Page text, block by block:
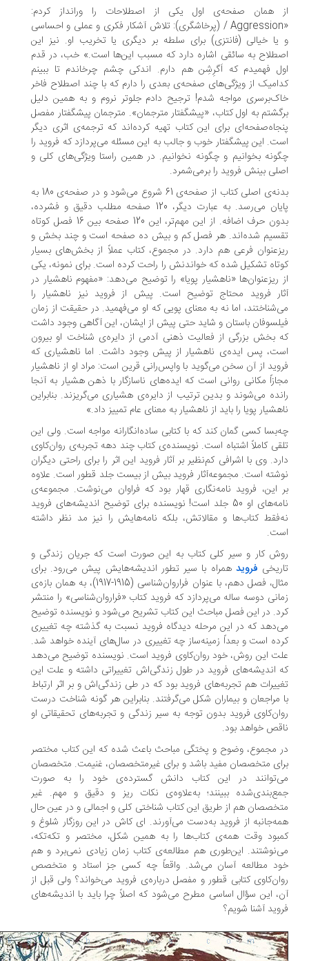
همان صفحه‌ی اول یکی از اصطلاحات را ورانداز کردم:
«Aggression / (پرخاشگری): تلاش آشکار فکری و عملی و احساسی
خیالی (فانتزی) برای سلطه بر دیگری یا تخریب او. نیز این
به سائقی اشاره دارد که مسبب این‌ها است.» خب، در قدم
فهمیدم که اَگرِشِن هم دارم. اندکی چشم چرخاندم تا ببینم
از ویژگی‌های صفحه‌ی بعدی را دارم که با چند اصطلاح فاخر
مواجه شدم! ترجیح دادم جلوتر نروم و به همین دلیل
به اول کتاب، «پیشگفتار مترجمان». مترجمان پیشگفتار مفصل
برای این کتاب تهیه کرده‌اند که ترجمه‌ی اثری دیگر
این پیشگفتار خوب و جالب به این مسئله می‌پردازد که فروید را
بخوانیم و چگونه نخوانیم. در همین راستا ویژگی‌های کلی و
بینش فروید را برمی‌شمرد.
بدنه‌ی اصلی کتاب از صفحه‌ی 61 شروع می‌شود و در صفحه‌ی 180 به
پایان می‌رسد. به عبارت دیگر، 120 صفحه مطلب دقیق و فشرده،
بدون حرف اضافه. از این مهم‌تر، این 120 صفحه بین 16 فصل کوتاه
شده‌اند. هر فصل کم و بیش ده صفحه است و چند بخش و
فرعی هم دارد. در مجموع، کتاب عملاً از بخش‌های بسیار
تشکیل شده که خواندنش را راحت کرده است. برای نمونه، یکی
ریزعنوان‌ها «ناهشیار پویا» را توضیح می‌دهد: «مفهوم ناهشیار در
فروید محتاج توضیح است. پیش از فروید نیز ناهشیار را
اما نه به معنای پویی که او می‌فهمید. در حقیقت از زمان
باستان و شاید حتی پیش از ایشان، این آگاهی وجود داشت
بخش بزرگی از فعالیت ذهنی آدمی از دایره‌ی شناخت او بیرون
پس ایده‌ی ناهشیار از پیش وجود داشت. اما ناهشیاری که
از آن سخن می‌گوید با واپس‌رانی قرین است: مراد او از ناهشیار
مکانی روانی است که ایده‌های ناسازگار با ذهن هشیار به آنجا
می‌شوند و بدین ترتیب از دایره‌ی هشیاری می‌گریزند. بنابراین
پویا را باید از ناهشیار به معنای عام تمییز داد.»
کسی گمان کند که با کتابی ساده‌انگارانه مواجه است. ولی این
کاملاً اشتباه است. نویسنده‌ی کتاب چند دهه تجربه‌ی روان‌کاوی
وی با اشرافی کم‌نظیر بر آثار فروید این اثر را برای راحتی دیگران
است. مجموعه‌آثار فروید بیش از بیست جلد قطور است. علاوه
این، فروید نامه‌نگاری قهار بود که فراوان می‌نوشت. مجموعه‌ی
نامه‌های او 50 جلد است! نویسنده برای توضیح اندیشه‌های فروید
کتاب‌ها و مقالاتش، بلکه نامه‌هایش را نیز مد نظر داشته
کار و سیر کلی کتاب به این صورت است که جریان زندگی و
فروید همراه با سیر تطور اندیشه‌هایش پیش می‌رود. برای
مثال، فصل دهم، با عنوان فراروان‌شناسی (1915-1917)، به همان بازه‌ی
دوسه ساله می‌پردازد که فروید کتاب «فراروان‌شناسی» را منتشر
در این فصل مباحث این کتاب تشریح می‌شود و نویسنده توضیح
که در این مرحله دیدگاه فروید نسبت به گذشته چه تغییری
است و بعداً زمینه‌ساز چه تغییری در سال‌های آینده خواهد شد.
این روش، خود روان‌کاوی فروید است. نویسنده توضیح می‌دهد
اندیشه‌های فروید در طول زندگی‌اش تغییراتی داشته و علت این
هم تجربه‌های فروید بود که در طی زندگی‌اش و بر اثر ارتباط
مراجعان و بیماران شکل می‌گرفتند. بنابراین هر گونه شناخت درست
فروید بدون توجه به سیر زندگی و تجربه‌های تحقیقاتی او
خواهد بود.
مجموع، وضوح و پختگی مباحث باعث شده که این کتاب مختصر
متخصصان مفید باشد و برای غیرمتخصصان، غنیمت. متخصصان
در این کتاب دانش گسترده‌ی خود را به صورت
ببینند؛ به‌علاوه‌ی نکات ریز و دقیق و مهم. غیر
هم از طریق این کتاب شناختی کلی و اجمالی و در عین حال
از فروید به‌دست می‌آورند. ای کاش در این روزگار شلوغ و
وقت همه‌ی کتاب‌ها را به همین شکل، مختصر و تکه‌تکه،
این‌طوری هم مطالعه‌ی کتاب زمان زیادی نمی‌برد و هم
مطالعه آسان می‌شد. واقعاً چه کسی جز استاد و متخصص
کتابی قطور و مفصل درباره‌ی فروید می‌خواند؟ ولی قبل از
این سؤال اساسی مطرح می‌شود که اصلاً چرا باید با اندیشه‌های
آشنا شویم؟